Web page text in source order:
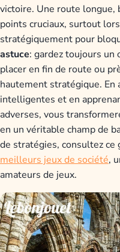
victoire. Une route longue,
points cruciaux, surtout
stratégiquement pour
astuce: gardez toujours
placer en fin de route ou
hautement stratégique. En
intelligentes et en
adverses, vous
en un véritable champ de
de stratégies, consultez ce
meilleurs jeux de société,
amateurs de jeux.